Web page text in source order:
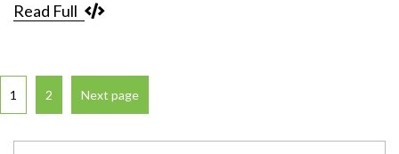
Read Full
1 2 Next page